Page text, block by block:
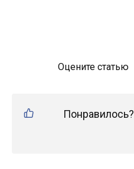
Оцените статью